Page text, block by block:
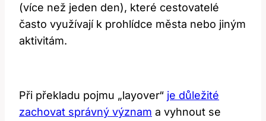
(více než jeden den), které cestovatelé
často využívají k prohlídce města nebo jiným
aktivitám.
Při překladu pojmu „layover“ je důležité
zachovat správný význam a vyhnout se